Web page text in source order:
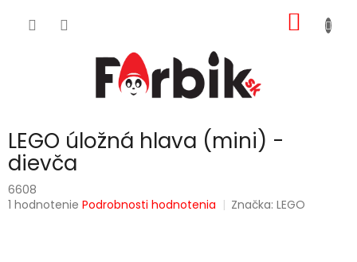
KOŠÍK
LEGO úložná hlava (mini) -
dievča
6608
Priemerné
1 hodnotenie Podrobnosti hodnotenia Značka:LEGO